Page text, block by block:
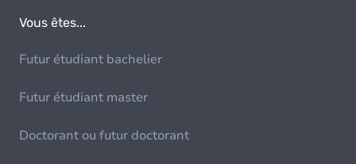
Vous êtes...
Futur étudiant bachelier
Futur étudiant master
Doctorant ou futur doctorant